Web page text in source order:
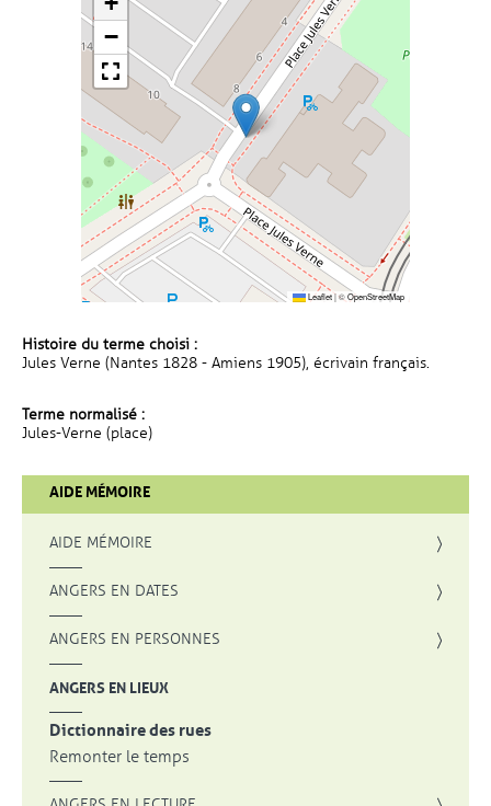
−
Leaflet|©OpenStreetMap
Histoire du terme choisi :
Jules Verne (Nantes 1828 - Amiens 1905), écrivain français.
Terme normalisé :
Jules-Verne (place)
AIDE MÉMOIRE
AIDE MÉMOIRE
ANGERS EN DATES
ANGERS EN PERSONNES
ANGERS EN LIEUX
Dictionnaire des rues
Remonter le temps